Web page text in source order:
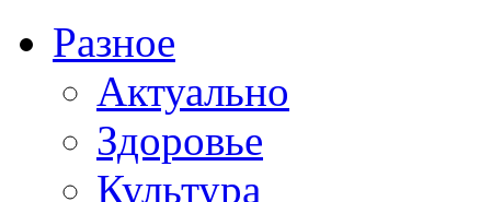
Разное
Актуально
Здоровье
Культура